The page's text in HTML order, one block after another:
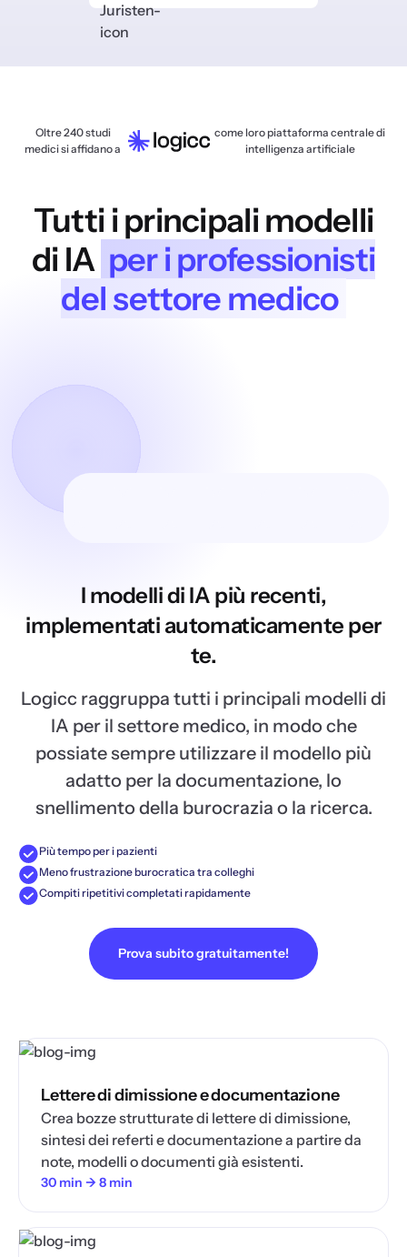
Oltre 240 studi
medici si affidano a
come loro piattaforma centrale di
intelligenza artificiale
Tutti i principali modelli
di IA per i professionisti
del settore medico
I modelli di IA più recenti,
implementati automaticamente per
te.
Logicc raggruppa tutti i principali modelli di
IA per il settore medico, in modo che
possiate sempre utilizzare il modello più
adatto per la documentazione, lo
snellimento della burocrazia o la ricerca.
Più tempo per i pazienti
Meno frustrazione burocratica tra colleghi
Compiti ripetitivi completati rapidamente
Prova subito gratuitamente!
Lettere di dimissione e documentazione
Crea bozze strutturate di lettere di dimissione,
sintesi dei referti e documentazione a partire da
note, modelli o documenti già esistenti.
30 min → 8 min